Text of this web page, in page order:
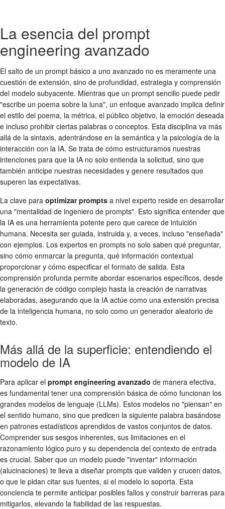
La esencia del prompt
engineering avanzado
El salto de un prompt básico a uno avanzado no es meramente una
cuestión de extensión, sino de profundidad, estrategia y comprensión
del modelo subyacente. Mientras que un prompt sencillo puede pedir
"escribe un poema sobre la luna", un enfoque avanzado implica definir
el estilo del poema, la métrica, el público objetivo, la emoción deseada
e incluso prohibir ciertas palabras o conceptos. Esta disciplina va más
allá de la sintaxis, adentrándose en la semántica y la psicología de la
interacción con la IA. Se trata de cómo estructuramos nuestras
intenciones para que la IA no solo entienda la solicitud, sino que
también anticipe nuestras necesidades y genere resultados que
superen las expectativas.
La clave para optimizar prompts a nivel experto reside en desarrollar
una "mentalidad de ingeniero de prompts". Esto significa entender que
la IA es una herramienta potente pero que carece de intuición
humana. Necesita ser guiada, instruida y, a veces, incluso "enseñada"
con ejemplos. Los expertos en prompts no solo saben qué preguntar,
sino cómo enmarcar la pregunta, qué información contextual
proporcionar y cómo especificar el formato de salida. Esta
comprensión profunda permite abordar escenarios específicos, desde
la generación de código complejo hasta la creación de narrativas
elaboradas, asegurando que la IA actúe como una extensión precisa
de la inteligencia humana, no solo como un generador aleatorio de
texto.
Más allá de la superficie: entendiendo el
modelo de IA
Para aplicar el prompt engineering avanzado de manera efectiva,
es fundamental tener una comprensión básica de cómo funcionan los
grandes modelos de lenguaje (LLMs). Estos modelos no "piensan" en
el sentido humano, sino que predicen la siguiente palabra basándose
en patrones estadísticos aprendidos de vastos conjuntos de datos.
Comprender sus sesgos inherentes, sus limitaciones en el
razonamiento lógico puro y su dependencia del contexto de entrada
es crucial. Saber que un modelo puede "inventar" información
(alucinaciones) te lleva a diseñar prompts que validen y crucen datos,
o que le pidan citar sus fuentes, si el modelo lo soporta. Esta
conciencia te permite anticipar posibles fallos y construir barreras para
mitigarlos, elevando la fiabilidad de las respuestas.